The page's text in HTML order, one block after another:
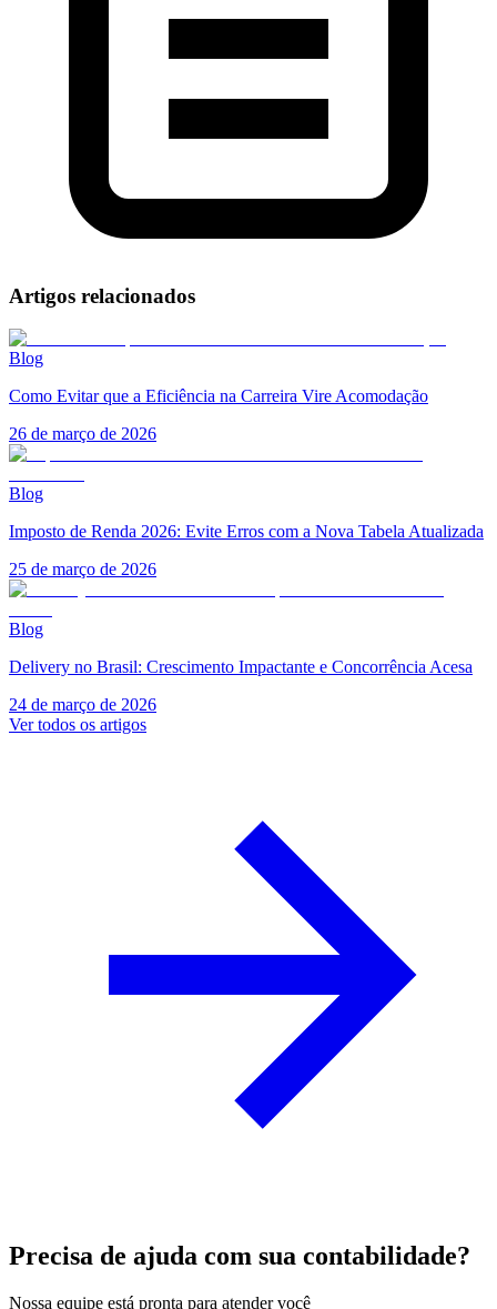
Artigos relacionados
Blog
Como Evitar que a Eficiência na Carreira Vire Acomodação
26 de março de 2026
Blog
Imposto de Renda 2026: Evite Erros com a Nova Tabela Atualizada
25 de março de 2026
Blog
Delivery no Brasil: Crescimento Impactante e Concorrência Acesa
24 de março de 2026
Ver todos os artigos
Precisa de ajuda com sua contabilidade?
Nossa equipe está pronta para atender você